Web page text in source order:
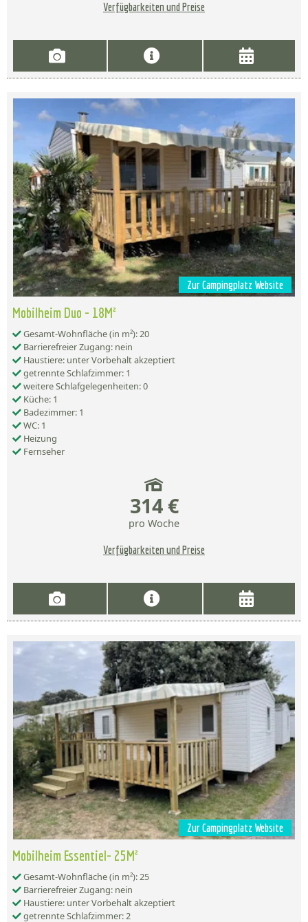
Verfügbarkeiten und Preise
Zur Campingplatz Website
Mobilheim Duo - 18M²
Gesamt-Wohnfläche (in m²): 20
Barrierefreier Zugang: nein
Haustiere: unter Vorbehalt akzeptiert
getrennte Schlafzimmer: 1
weitere Schlafgelegenheiten: 0
Küche: 1
Badezimmer: 1
WC: 1
Heizung
Fernseher
314 €
pro Woche
Verfügbarkeiten und Preise
Zur Campingplatz Website
Mobilheim Essentiel- 25M²
Gesamt-Wohnfläche (in m²): 25
Barrierefreier Zugang: nein
Haustiere: unter Vorbehalt akzeptiert
getrennte Schlafzimmer: 2